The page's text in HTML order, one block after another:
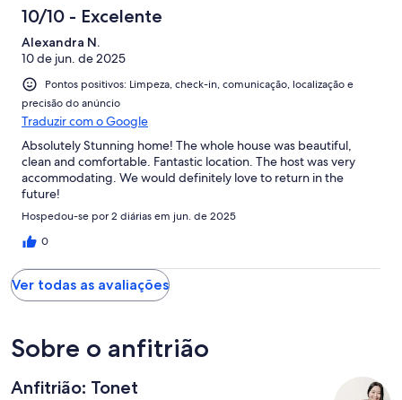
10/10 - Excelente
Alexandra N.
10 de jun. de 2025
Pontos positivos: Limpeza, check-in, comunicação, localização e
precisão do anúncio
Traduzir com o Google
Absolutely Stunning home! The whole house was beautiful,
clean and comfortable. Fantastic location. The host was very
accommodating. We would definitely love to return in the
future!
Hospedou-se por 2 diárias em jun. de 2025
0
Ver todas as avaliações
Sobre o anfitrião
Anfitrião: Tonet